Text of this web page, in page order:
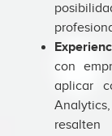
con
aplicar